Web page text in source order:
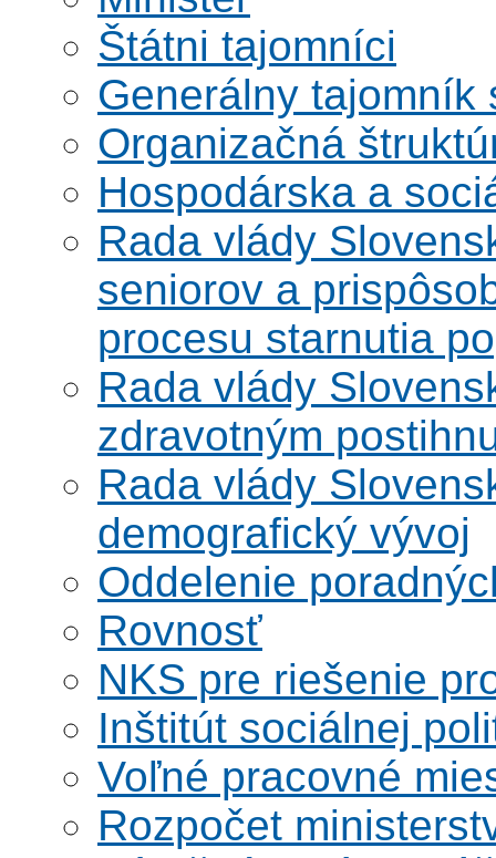
Štátni tajomníci
Generálny tajomník
Organizačná
Hospodárska a
Rada vlády
seniorov a
procesu starnutia
Rada vlády
zdravotným
Rada vlády
demografický vývoj
Oddelenie
Rovnosť
NKS pre riešenie
Inštitút sociálnej
Voľné pracovné
Rozpočet